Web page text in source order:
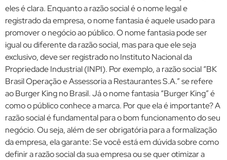
eles é clara. Enquanto a razão social é o nome legal e
registrado da empresa, o nome fantasia é aquele usado para
promover o negócio ao público. O nome fantasia pode ser
igual ou diferente da razão social, mas para que ele seja
exclusivo, deve ser registrado no Instituto Nacional da
Propriedade Industrial (INPI). Por exemplo, a razão social “BK
Brasil Operação e Assessoria a Restaurantes S.A.” se refere
ao Burger King no Brasil. Já o nome fantasia “Burger King” é
como o público conhece a marca. Por que ela é importante? A
razão social é fundamental para o bom funcionamento do seu
negócio. Ou seja, além de ser obrigatória para a formalização
da empresa, ela garante: Se você está em dúvida sobre como
definir a razão social da sua empresa ou se quer otimizar a